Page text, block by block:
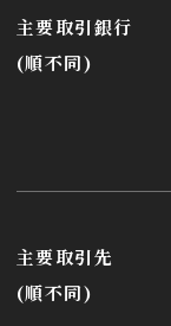
主要取引銀行
(順不同)
主要取引先
(順不同)